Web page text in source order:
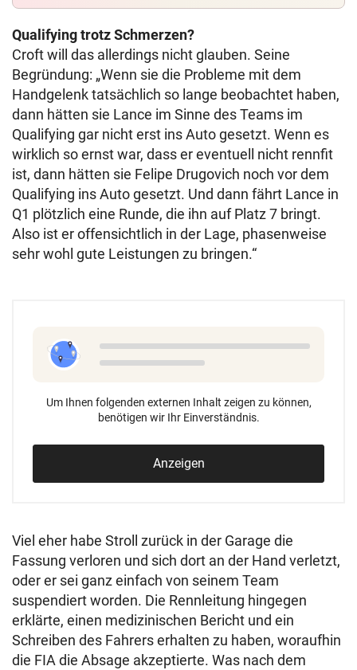
Qualifying trotz Schmerzen?
Croft will das allerdings nicht glauben. Seine
Begründung: „Wenn sie die Probleme mit dem
Handgelenk tatsächlich so lange beobachtet haben,
dann hätten sie Lance im Sinne des Teams im
Qualifying gar nicht erst ins Auto gesetzt. Wenn es
wirklich so ernst war, dass er eventuell nicht rennfit
ist, dann hätten sie Felipe Drugovich noch vor dem
Qualifying ins Auto gesetzt. Und dann fährt Lance in
Q1 plötzlich eine Runde, die ihn auf Platz 7 bringt.
Also ist er offensichtlich in der Lage, phasenweise
sehr wohl gute Leistungen zu bringen.“
Um Ihnen folgenden externen Inhalt zeigen zu können,
benötigen wir Ihr Einverständnis.
Anzeigen
Viel eher habe Stroll zurück in der Garage die
Fassung verloren und sich dort an der Hand verletzt,
oder er sei ganz einfach von seinem Team
suspendiert worden. Die Rennleitung hingegen
erklärte, einen medizinischen Bericht und ein
Schreiben des Fahrers erhalten zu haben, woraufhin
die FIA die Absage akzeptierte. Was nach dem